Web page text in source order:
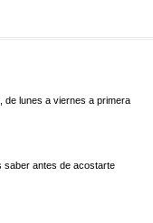
de lunes a viernes a primera
saber antes de acostarte